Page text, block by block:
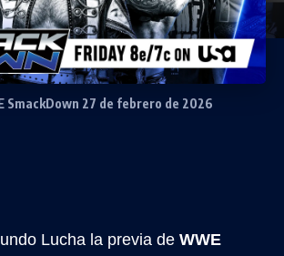
SmackDown 27 de febrero de 2026
Lucha la previa de WWE